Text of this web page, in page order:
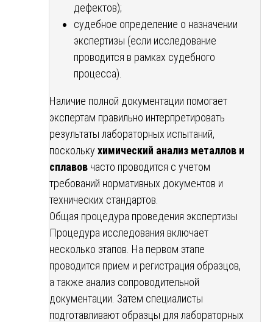
дефектов);
судебное определение о назначении
экспертизы (если исследование
проводится в рамках судебного
процесса).
Наличие полной документации помогает
экспертам правильно интерпретировать
результаты лабораторных испытаний,
поскольку химический анализ металлов и
сплавов часто проводится с учетом
требований нормативных документов и
технических стандартов.
Общая процедура проведения экспертизы
Процедура исследования включает
несколько этапов. На первом этапе
проводится прием и регистрация образцов,
а также анализ сопроводительной
документации. Затем специалисты
подготавливают образцы для лабораторных